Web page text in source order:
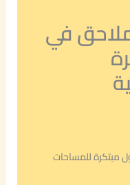
في
مبتكرة للمساحات